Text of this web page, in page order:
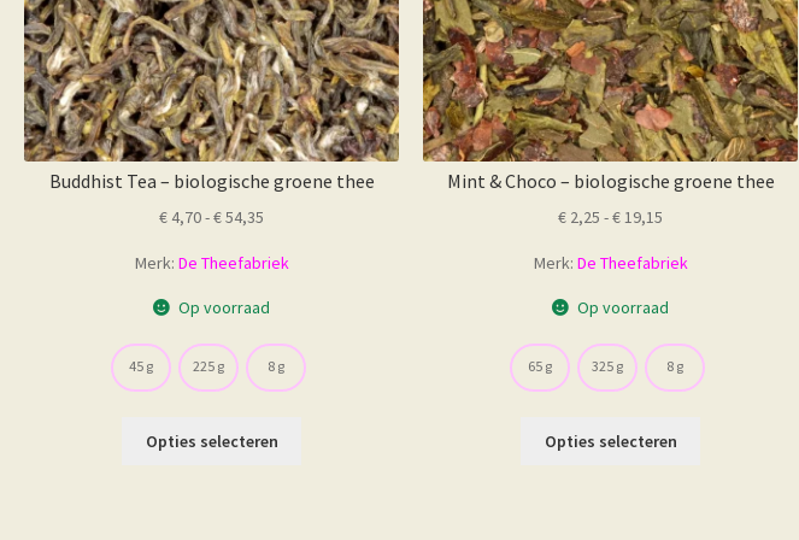
productpagina
productpagina
Buddhist Tea – biologische groene thee
€ 4,70-€54,35
tot
Merk: De Theefabriek
Op voorraad
45 g 225 g 8 g
Opties selecteren
Mint & Choco – biologische groene thee
€ 2,25 -€19,15
tot
Merk: De Theefabriek
Op voorraad
65 g 325 g 8 g
Opties selecteren